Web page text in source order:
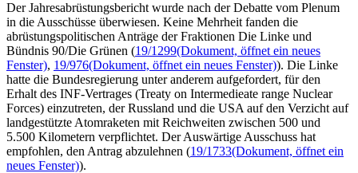
Der Jahresabrüstungsbericht wurde nach der Debatte vom Plenum
in die Ausschüsse überwiesen. Keine Mehrheit fanden die
abrüstungspolitischen Anträge der Fraktionen Die Linke und
Bündnis 90/Die Grünen (19/1299(Dokument, öffnet ein neues
Fenster), 19/976(Dokument, öffnet ein neues Fenster)). Die Linke
hatte die Bundesregierung unter anderem aufgefordert, für den
Erhalt des INF-Vertrages (Treaty on Intermedieate range Nuclear
Forces) einzutreten, der Russland und die USA auf den Verzicht auf
landgestützte Atomraketen mit Reichweiten zwischen 500 und
5.500 Kilometern verpflichtet. Der Auswärtige Ausschuss hat
empfohlen, den Antrag abzulehnen (19/1733(Dokument, öffnet ein
neues Fenster)).